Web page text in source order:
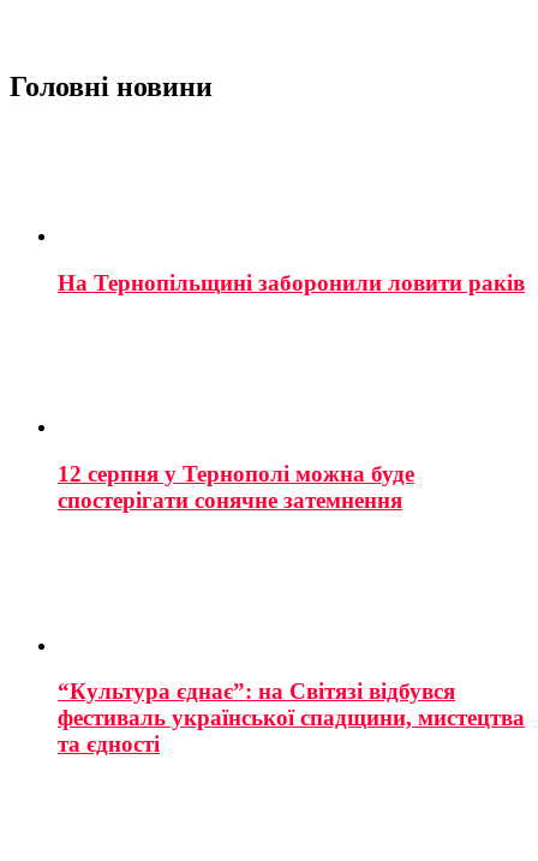
Головні новини
На Тернопільщині заборонили ловити раків
12 серпня у Тернополі можна буде
спостерігати сонячне затемнення
“Культура єднає”: на Світязі відбувся
фестиваль української спадщини, мистецтва
та єдності